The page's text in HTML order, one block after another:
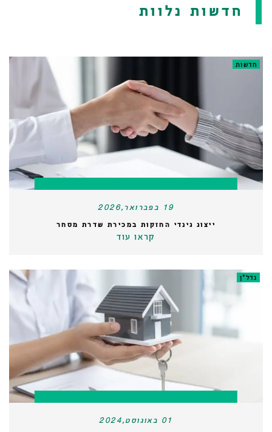
חדשות נלוות
חדשות
19 בפברואר,2026
ייצוג גינדי החזקות במכירת שדרת מסחר
קראו עוד
נדל"ן
01 באוגוסט,2024